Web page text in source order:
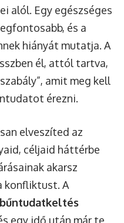
alól. Egy egészséges
és a
hiányát mutatja. A
él, attól tartva,
amit meg kell
érezni.
elveszíted az
céljaid háttérbe
akarsz
konfliktust. A
egy idő után már te